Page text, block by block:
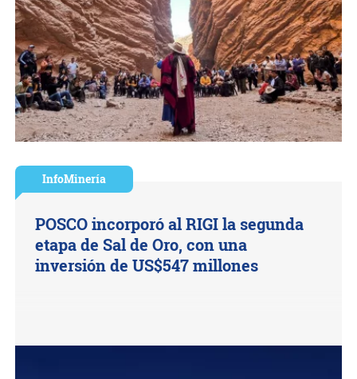
InfoMinería
POSCO incorporó al RIGI la segunda
etapa de Sal de Oro, con una
inversión de US$547 millones